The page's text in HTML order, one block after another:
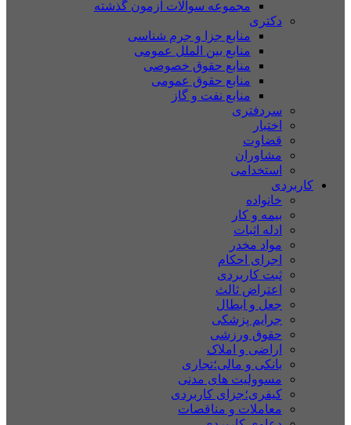
مجموعه سوالات آزمون گذشته
دکتری
منابع جزا و جرم شناسی
منابع بین الملل عمومی
منابع حقوق خصوصی
منابع حقوق عمومی
منابع نفت و گاز
سردفتری
اختبار
قضاوت
مشاوران
استخدامی
کاربردی
خانواده
بیمه و کار
ادله اثبات
مواد مخدر
اجرای احکام
ثبت کاربردی
اعتراض ثالث
جعل و ابطال
جرایم پزشکی
حقوق ورزشی
اراضی و املاک
بانکی و مالی؛تجاری
مسوولیت های مدنی
کیفری؛جزای کاربردی
معاملات و مناقصات